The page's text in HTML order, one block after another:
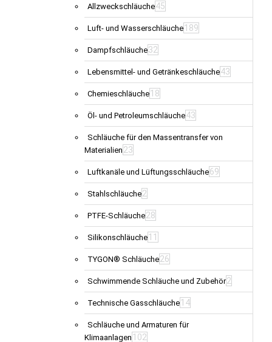
Allzweckschläuche45
Luft- und Wasserschläuche 189
Dampfschläuche32
Lebensmittel- und Getränkeschläuche43
Chemieschläuche 18
Öl- und Petroleumschläuche43
Schläuche für den Massentransfer von
Materialien 23
Luftkanäle und Lüftungsschläuche69
Stahlschläuche2
PTFE-Schläuche28
Silikonschläuche 11
TYGON® Schläuche26
Schwimmende Schläuche und Zubehör2
Technische Gasschläuche 14
Schläuche und Armaturen für
Klimaanlagen 102